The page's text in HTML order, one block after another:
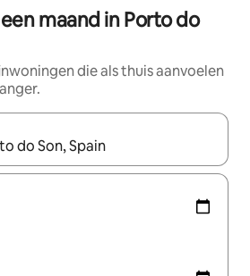
maand in Porto do
die als thuis aanvoelen
beschikbaar zijn, maak je een keuze